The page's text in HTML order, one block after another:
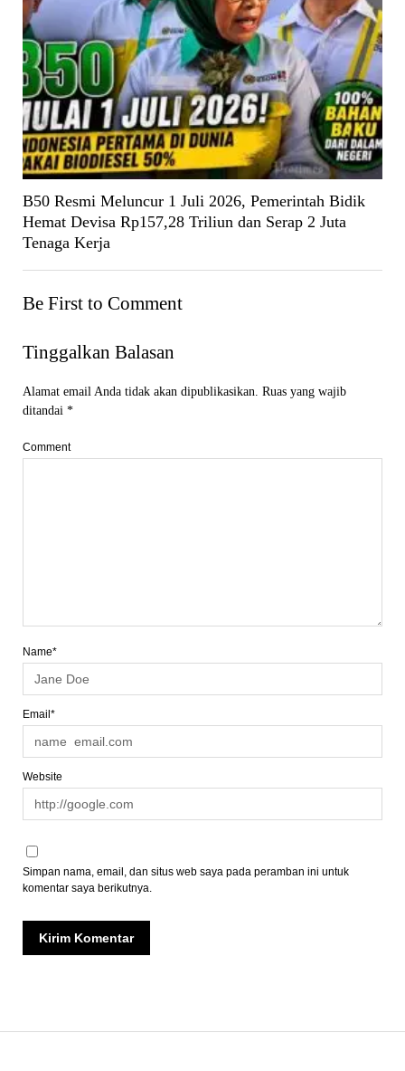
B50 Resmi Meluncur 1 Juli 2026, Pemerintah Bidik
Hemat Devisa Rp157,28 Triliun dan Serap 2 Juta
Tenaga Kerja
Be First to Comment
Tinggalkan Balasan
Alamat email Anda tidak akan dipublikasikan. Ruas yang wajib
ditandai *
Comment
Name*
Email*
Website
Simpan nama, email, dan situs web saya pada peramban ini untuk
komentar saya berikutnya.